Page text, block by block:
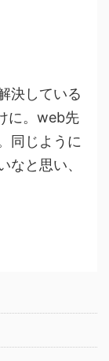
決している
に。web先
同じように
なと思い、